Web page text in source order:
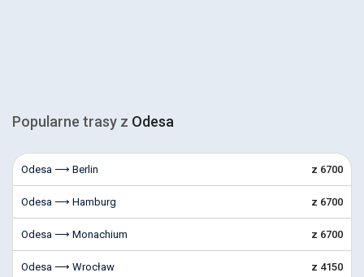
Popularne trasy z Odesa
Odesa ⟶ Berlin z 6700
Odesa ⟶ Hamburg z 6700
Odesa ⟶ Monachium z 6700
Odesa ⟶ Wrocław z 4150